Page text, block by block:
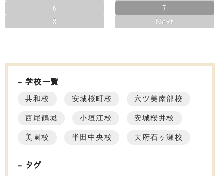
6
7
8
Next
学校一覧
共和校 安城桜町校 六ツ美南部校
西尾鶴城 小垣江校 安城桜井校
美園校 半田中央校 大府石ヶ瀬校
タグ